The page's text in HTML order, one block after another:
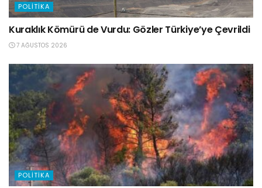
POLITIKA
Kuraklık Kömürü de Vurdu: Gözler Türkiye’ye Çevrildi
7 AĞUSTOS 2026
POLITIKA